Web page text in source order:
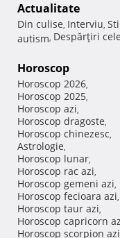
Actualitate
Din culise, Interviu,
autism, Despărţiri
Horoscop
Horoscop 2026,
Horoscop 2025,
Horoscop azi,
Horoscop dragoste,
Horoscop chinezesc,
Astrologie,
Horoscop lunar,
Horoscop rac azi,
Horoscop gemeni azi,
Horoscop fecioara azi,
Horoscop taur azi,
Horoscop capricorn
Horoscop scorpion azi